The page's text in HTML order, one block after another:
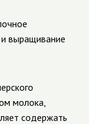
выращивание
молока,
содержать